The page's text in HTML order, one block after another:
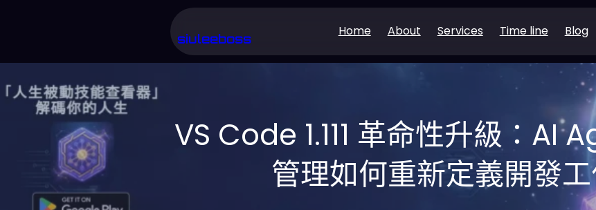
主
要
siuleeboss Home About Services Time line Blog
VS Code 1.111 革命性升級：AI
管理如何重新定義開發